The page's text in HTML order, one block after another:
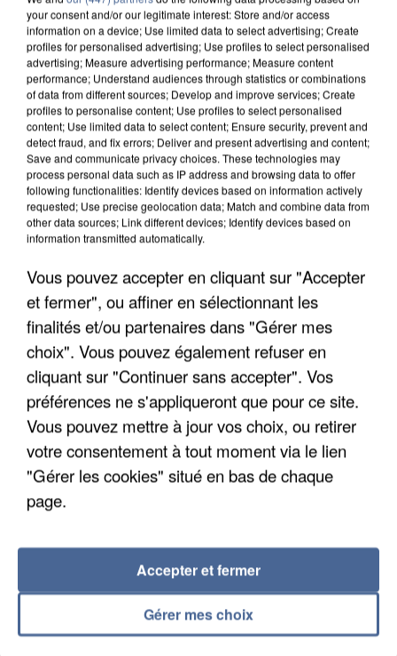
APRÈS TOUTES CES CANICULES, LES REFUGES
DE FAUNE SAUVAGE SONT...
L’UN DES FONDATEURS SUPPOSÉS DE LA DZ
MAFIA INTERPELLÉ EN ALGÉRIE
your consent and/or our legitimate interest: Store and/or access
information on a device; Use limited data to select advertising; Create
profiles for personalised advertising; Use profiles to select personalised
advertising; Measure advertising performance; Measure content
performance; Understand audiences through statistics or combinations
of data from different sources; Develop and improve services; Create
profiles to personalise content; Use profiles to select personalised
content; Use limited data to select content; Ensure security, prevent and
detect fraud, and fix errors; Deliver and present advertising and content;
Save and communicate privacy choices. These technologies may
process personal data such as IP address and browsing data to offer
following functionalities: Identify devices based on information actively
requested; Use precise geolocation data; Match and combine data from
other data sources; Link different devices; Identify devices based on
information transmitted automatically.
Vous pouvez accepter en cliquant sur "Accepter
et fermer", ou affiner en sélectionnant les
finalités et/ou partenaires dans "Gérer mes
choix". Vous pouvez également refuser en
cliquant sur "Continuer sans accepter". Vos
préférences ne s'appliqueront que pour ce site.
Vous pouvez mettre à jour vos choix, ou retirer
votre consentement à tout moment via le lien
"Gérer les cookies" situé en bas de chaque
page.
Gérer mes choix
Accepter et fermer